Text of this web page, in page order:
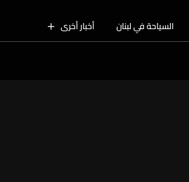
السياحة في لبنان أخبار أخرى